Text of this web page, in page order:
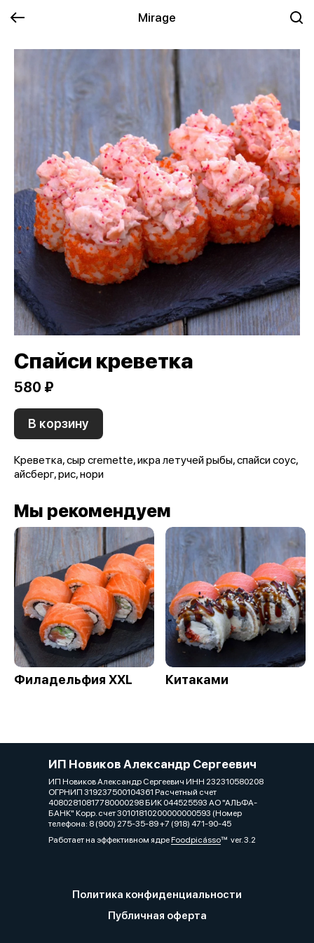
Mirage
Спайси креветка
580 ₽
В корзину
Креветка, сыр cremette, икра летучей рыбы, спайси соус,
айсберг, рис, нори
Мы рекомендуем
Филадельфия XXL Китаками
ИП Новиков Александр Сергеевич
ИП Новиков Александр Сергеевич ИНН 232310580208
ОГРНИП 319237500104361 Расчетный счет
40802810817780000298 БИК 044525593 АО "АЛЬФА-
БАНК" Корр. счет 30101810200000000593 (Номер
телефона: 8 (900) 275-35-89 +7 (918) 471-90-45
Работает на эффективном ядреFoodpicássover. 3.2
Политика конфиденциальности
Публичная оферта